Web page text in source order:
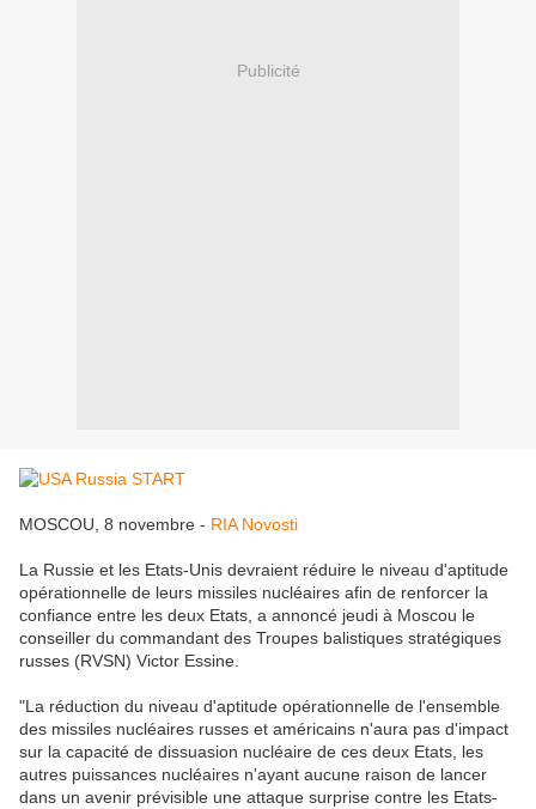
Publicité
MOSCOU, 8 novembre - RIA Novosti
La Russie et les Etats-Unis devraient réduire le niveau d'aptitude
opérationnelle de leurs missiles nucléaires afin de renforcer la
confiance entre les deux Etats, a annoncé jeudi à Moscou le
conseiller du commandant des Troupes balistiques stratégiques
russes (RVSN) Victor Essine.
"La réduction du niveau d'aptitude opérationnelle de l'ensemble
des missiles nucléaires russes et américains n'aura pas d'impact
sur la capacité de dissuasion nucléaire de ces deux Etats, les
autres puissances nucléaires n'ayant aucune raison de lancer
dans un avenir prévisible une attaque surprise contre les Etats-